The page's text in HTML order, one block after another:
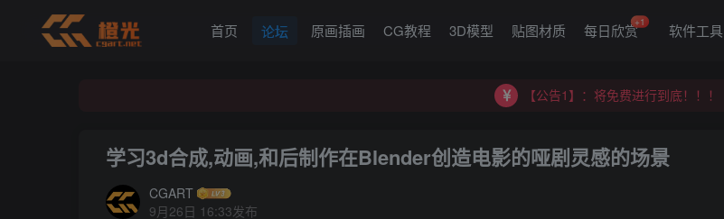
首页 论坛 原画插画 CG教程 3D模型 贴图材质 每日欣赏+1 软件工具
【公告1】：将免费进行到底！！！
【公告1】：将免费进行到底！！！
学习3d合成,动画,和后制作在Blender创造电影的哑剧灵感的场景
CGART
9月26日 16:33发布